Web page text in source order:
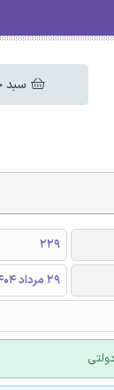
سبد
229
29 مرداد 1404